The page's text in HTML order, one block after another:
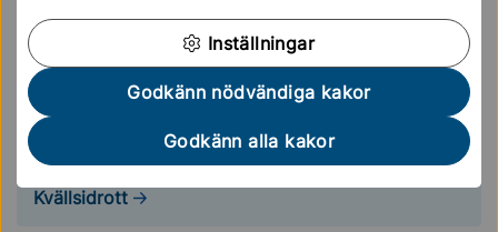
Inställningar
Godkänn nödvändiga kakor
Godkänn alla kakor
Kvällsidrott för ungdomar
Vill du röra på dig och ha kul tillsammans med
kompisar? Nu kan du vara med på öppna
kvällsaktiviteter på olika platser i kommunen. För dig
som är 10–17 år.
Kvällsidrott